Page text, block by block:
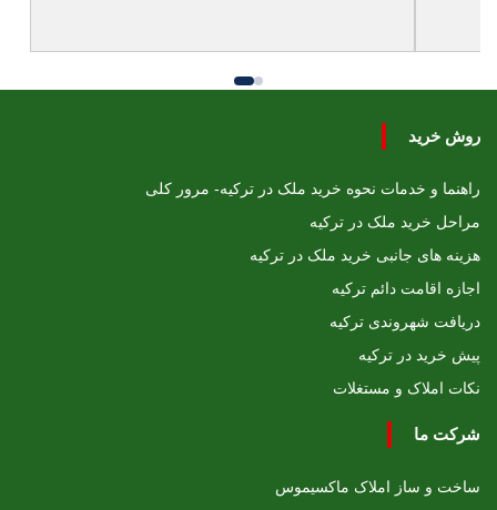
روش خرید
راهنما و خدمات نحوه خرید ملک در ترکیه- مرور کلی
مراحل خرید ملک در ترکیه
هزینه های جانبی خرید ملک در ترکیه
اجازه اقامت دائم ترکیه
دریافت شهروندی ترکیه
پیش خرید در ترکیه
نکات املاک و مستغلات
شرکت ما
ساخت و ساز املاک ماکسیموس